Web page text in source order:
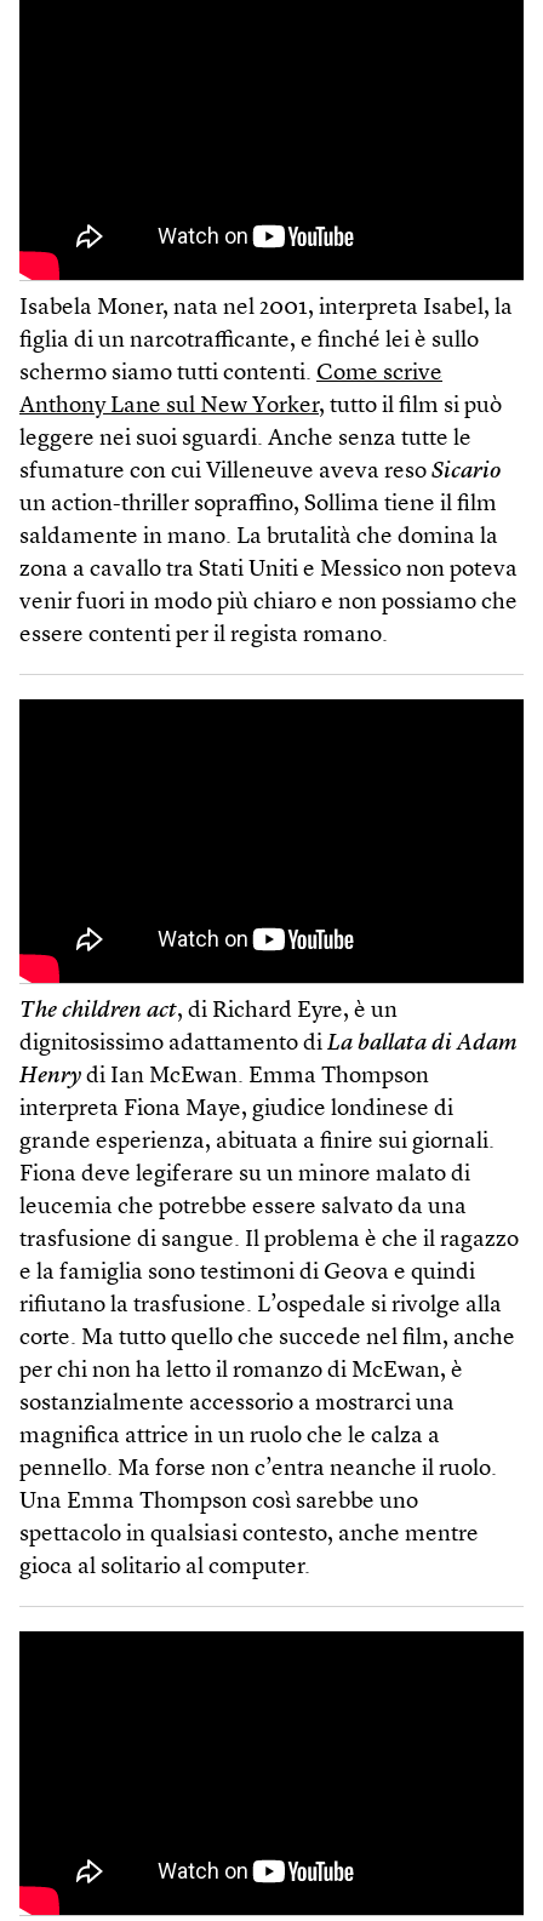
Isabela Moner, nata nel 2001, interpreta Isabel, la
figlia di un narcotrafficante, e finché lei è sullo
schermo siamo tutti contenti. Come scrive
Anthony Lane sul New Yorker, tutto il film si può
leggere nei suoi sguardi. Anche senza tutte le
sfumature con cui Villeneuve aveva reso Sicario
un action-thriller sopraffino, Sollima tiene il film
saldamente in mano. La brutalità che domina la
zona a cavallo tra Stati Uniti e Messico non poteva
venir fuori in modo più chiaro e non possiamo che
essere contenti per il regista romano.
The children act, di Richard Eyre, è un
dignitosissimo adattamento di La ballata di Adam
Henry di Ian McEwan. Emma Thompson
interpreta Fiona Maye, giudice londinese di
grande esperienza, abituata a finire sui giornali.
Fiona deve legiferare su un minore malato di
leucemia che potrebbe essere salvato da una
trasfusione di sangue. Il problema è che il ragazzo
e la famiglia sono testimoni di Geova e quindi
rifiutano la trasfusione. L’ospedale si rivolge alla
corte. Ma tutto quello che succede nel film, anche
per chi non ha letto il romanzo di McEwan, è
sostanzialmente accessorio a mostrarci una
magnifica attrice in un ruolo che le calza a
pennello. Ma forse non c’entra neanche il ruolo.
Una Emma Thompson così sarebbe uno
spettacolo in qualsiasi contesto, anche mentre
gioca al solitario al computer.